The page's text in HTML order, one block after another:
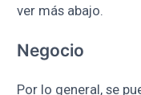
ver más abajo.
Negocio
Por lo general, se